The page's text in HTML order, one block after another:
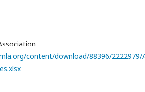
content/download/88396/2222979/